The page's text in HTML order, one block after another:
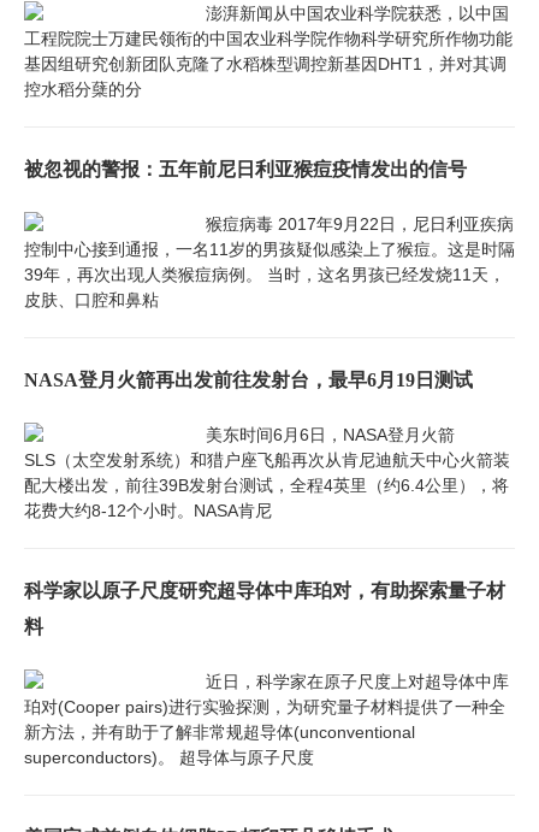
澎湃新闻从中国农业科学院获悉，以中国
工程院院士万建民领衔的中国农业科学院作物科学研究所作物功能
基因组研究创新团队克隆了水稻株型调控新基因DHT1，并对其调
控水稻分蘖的分
被忽视的警报：五年前尼日利亚猴痘疫情发出的信号
猴痘病毒 2017年9月22日，尼日利亚疾病
控制中心接到通报，一名11岁的男孩疑似感染上了猴痘。这是时隔
39年，再次出现人类猴痘病例。 当时，这名男孩已经发烧11天，
皮肤、口腔和鼻粘
NASA登月火箭再出发前往发射台，最早6月19日测试
美东时间6月6日，NASA登月火箭
SLS（太空发射系统）和猎户座飞船再次从肯尼迪航天中心火箭装
配大楼出发，前往39B发射台测试，全程4英里（约6.4公里），将
花费大约8-12个小时。NASA肯尼
科学家以原子尺度研究超导体中库珀对，有助探索量子材
料
近日，科学家在原子尺度上对超导体中库
珀对(Cooper pairs)进行实验探测，为研究量子材料提供了一种全
新方法，并有助于了解非常规超导体(unconventional
superconductors)。 超导体与原子尺度